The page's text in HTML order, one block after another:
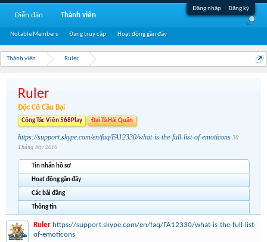
Đăng nhập Đăng ký
Thành viên Ruler
Ruler
Độc Cô Cầu Bại
Cộng Tác Viên 568Play Đại Tá Hải Quân
https://support.skype.com/en/faq/FA12330/what-is-the-full-list-of-emoticons 30
Tháng bảy 2016
Tin nhắn hồ sơ
Hoạt động gần đây
Các bài đăng
Thông tin
Ruler https://support.skype.com/en/faq/FA12330/what-is-the-full-list-
of-emoticons
Diễn đàn Thành viên
Notable Members Đang truy cập Hoạt động gần đây